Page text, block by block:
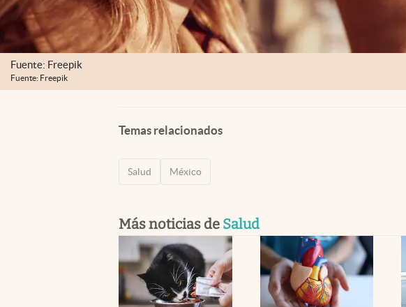
Fuente: Freepik
Fuente: Freepik
Temas relacionados
Salud México
Más noticias de Salud